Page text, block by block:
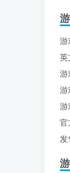
游
英
游
官
发